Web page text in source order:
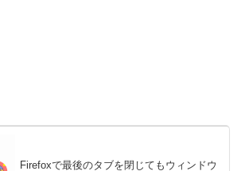
Firefoxで最後のタブを閉じてもウィンドウ